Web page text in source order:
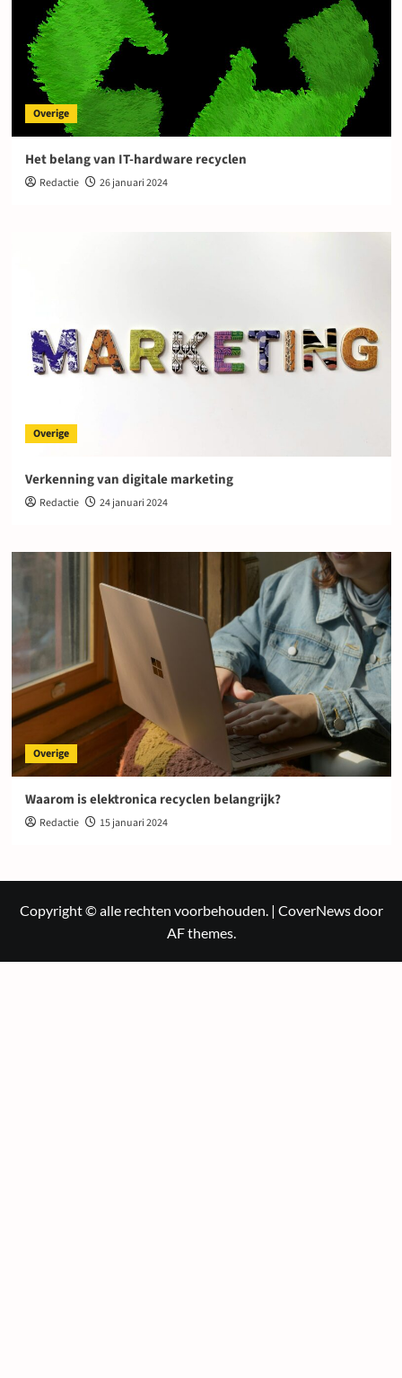
Overige
Het belang van IT-hardware recyclen
Redactie 26 januari 2024
Overige
Verkenning van digitale marketing
Redactie 24 januari 2024
Overige
Waarom is elektronica recyclen belangrijk?
Redactie 15 januari 2024
Copyright © alle rechten voorbehouden. | CoverNewsdoor
AF themes.